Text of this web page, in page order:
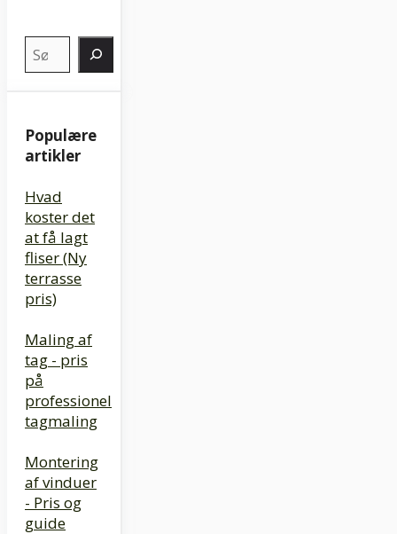
Søg
Populære
artikler
Hvad
koster det
at få lagt
fliser (Ny
terrasse
pris)
Maling af
tag - pris
på
professionel
tagmaling
Montering
af vinduer
- Pris og
guide